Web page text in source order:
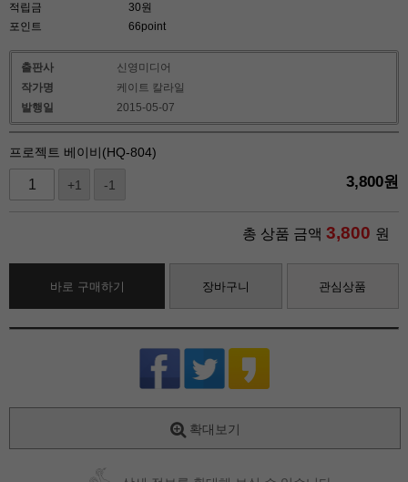
적립금
30원
포인트
66point
출판사
신영미디어
작가명
케이트 칼라일
발행일
2015-05-07
프로젝트 베이비(HQ-804)
+1 -1 3,800원
총 상품 금액 3,800 원
바로 구매하기 장바구니 관심상품
확대보기